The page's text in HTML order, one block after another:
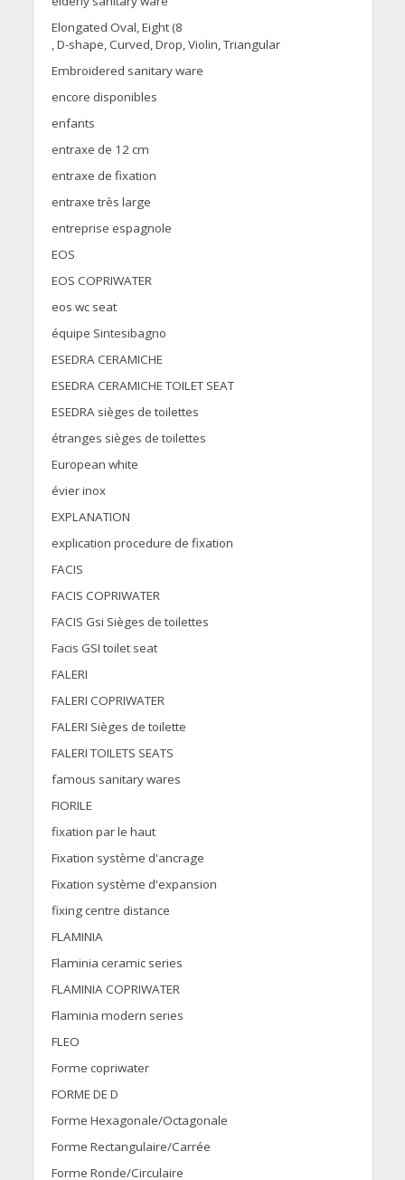
Elongated Oval, Eight (8
, D-shape, Curved, Drop, Violin, Triangular
Embroidered sanitary ware
encore disponibles
enfants
entraxe de 12 cm
entraxe de fixation
entraxe très large
entreprise espagnole
EOS
EOS COPRIWATER
eos wc seat
équipe Sintesibagno
ESEDRA CERAMICHE
ESEDRA CERAMICHE TOILET SEAT
ESEDRA sièges de toilettes
étranges sièges de toilettes
European white
évier inox
EXPLANATION
explication procedure de fixation
FACIS
FACIS COPRIWATER
FACIS Gsi Sièges de toilettes
Facis GSI toilet seat
FALERI
FALERI COPRIWATER
FALERI Sièges de toilette
FALERI TOILETS SEATS
famous sanitary wares
FIORILE
fixation par le haut
Fixation système d'ancrage
Fixation système d'expansion
fixing centre distance
FLAMINIA
Flaminia ceramic series
FLAMINIA COPRIWATER
Flaminia modern series
FLEO
Forme copriwater
FORME DE D
Forme Hexagonale/Octagonale
Forme Rectangulaire/Carrée
Forme Ronde/Circulaire